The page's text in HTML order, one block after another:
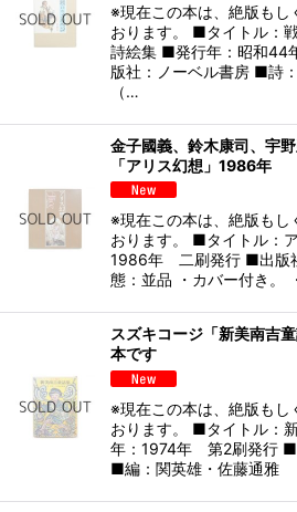
絞り込む
※現在この本は、絶版もし
おります。 ■タイトル：
詩絵集 ■発行年：昭和44
版社：ノーベル書房 ■詩
（…
金子國義、鈴木康司、宇
「アリス幻想」1986年
※現在この本は、絶版もし
おります。 ■タイトル：
1986年 二刷発行 ■出版
態：並品 ・カバー付き。
スズキコージ「新美南吉
本です
※現在この本は、絶版もし
おります。 ■タイトル：
年：1974年 第2刷発行 ■
■編：関英雄・佐藤通雅